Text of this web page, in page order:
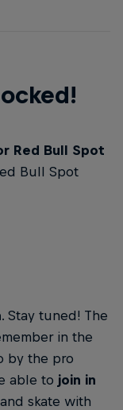
Red Bull Spot
Bull Spot
. Stay tuned! The
in the
by the pro
able to join in
skate with